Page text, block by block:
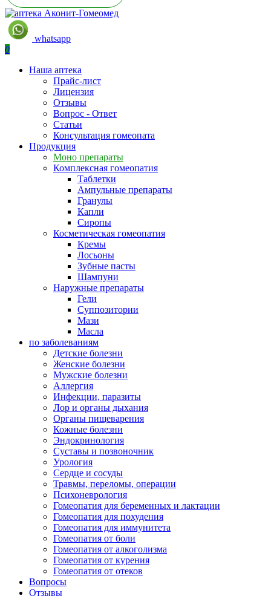
whatsapp
0
Наша аптека
Прайс-лист
Лицензия
Отзывы
Вопрос - Ответ
Статьи
Консультация гомеопата
Продукция
Моно препараты
Комплексная гомеопатия
Таблетки
Ампульные препараты
Гранулы
Капли
Сиропы
Косметическая гомеопатия
Кремы
Лосьоны
Зубные пасты
Шампуни
Наружные препараты
Гели
Суппозитории
Мази
Масла
по заболеваниям
Детские болезни
Женские болезни
Мужские болезни
Аллергия
Инфекции, паразиты
Лор и органы дыхания
Органы пищеварения
Кожные болезни
Эндокринология
Суставы и позвоночник
Урология
Сердце и сосуды
Травмы, переломы, операции
Психоневрология
Гомеопатия для беременных и лактации
Гомеопатия для похудения
Гомеопатия для иммунитета
Гомеопатия от боли
Гомеопатия от алкоголизма
Гомеопатия от курения
Гомеопатия от отеков
Вопросы
Отзывы